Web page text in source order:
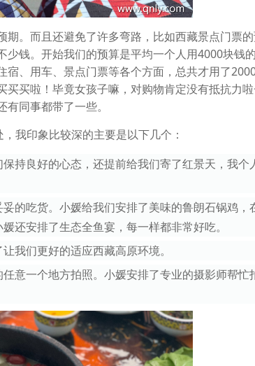
。而且还避免了许多弯路，比如西藏景点门票
钱。开始我们的预算是平均一个人用4000块钱
、用车、景点门票等各个方面，总共才用了
买啦！毕竟女孩子嘛，对购物肯定没有抵抗力
同事都带了一些。
我印象比较深的主要是以下几个：
持良好的心态，还提前给我们寄了红景天，我个
的吃货。小媛给我们安排了美味的鲁朗石锅鸡，
还安排了生态全鱼宴，每一样都非常好吃。
我们更好的适应西藏高原环境。
意一个地方拍照。小媛安排了专业的摄影师帮忙